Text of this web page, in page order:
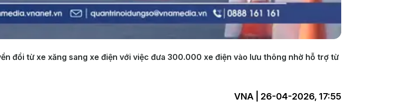
đổi từ xe xăng sang xe điện với việc đưa 300.000 xe điện vào lưu thông nhờ hỗ trợ từ
VNA | 26-04-2026, 17:55